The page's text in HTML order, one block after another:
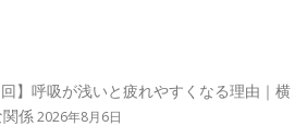
】呼吸が浅いと疲れやすくなる理由｜横
係2026年8月6日